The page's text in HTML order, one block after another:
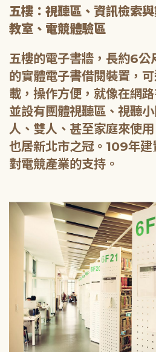
五樓：視聽區、資訊檢索
教室、電競體驗區
五樓的電子書牆，長約6公
的實體電子書借閱裝置，
載，操作方便，就像在網
並設有團體視聽區、視聽
人、雙人、甚至家庭來使
也居新北市之冠。109年
對電競產業的支持。